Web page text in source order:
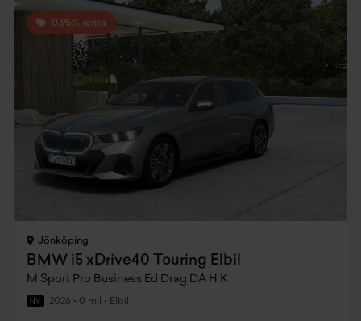
0,95% ränta
Jönköping
BMW i5 xDrive40 Touring Elbil
M Sport Pro Business Ed Drag DA H K
NY 2026 • 0 mil • Elbil